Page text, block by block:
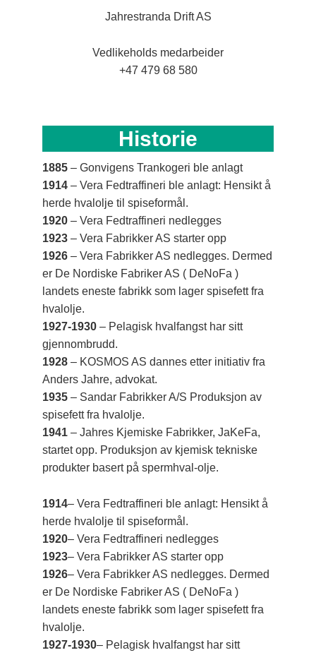
Jahrestranda Drift AS
Vedlikeholds medarbeider
+47 479 68 580
Historie
1885 – Gonvigens Trankogeri ble anlagt
1914 – Vera Fedtraffineri ble anlagt: Hensikt å
herde hvalolje til spiseformål.
1920 – Vera Fedtraffineri nedlegges
1923 – Vera Fabrikker AS starter opp
1926 – Vera Fabrikker AS nedlegges. Dermed
er De Nordiske Fabriker AS ( DeNoFa )
landets eneste fabrikk som lager spisefett fra
hvalolje.
1927-1930 – Pelagisk hvalfangst har sitt
gjennombrudd.
1928 – KOSMOS AS dannes etter initiativ fra
Anders Jahre, advokat.
1935 – Sandar Fabrikker A/S Produksjon av
spisefett fra hvalolje.
1941 – Jahres Kjemiske Fabrikker, JaKeFa,
startet opp. Produksjon av kjemisk tekniske
produkter basert på spermhval-olje.
1914– Vera Fedtraffineri ble anlagt: Hensikt å
herde hvalolje til spiseformål.
1920– Vera Fedtraffineri nedlegges
1923– Vera Fabrikker AS starter opp
1926– Vera Fabrikker AS nedlegges. Dermed
er De Nordiske Fabriker AS ( DeNoFa )
landets eneste fabrikk som lager spisefett fra
hvalolje.
1927-1930– Pelagisk hvalfangst har sitt